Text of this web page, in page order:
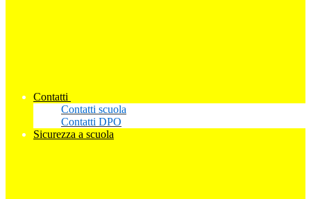
Contatti
Contatti scuola
Contatti DPO
Sicurezza a scuola